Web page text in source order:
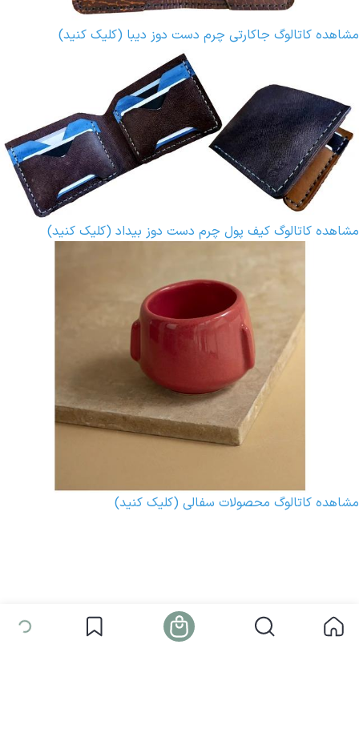
مشاهده کاتالوگ جاکارتی چرم دست دوز دیبا (کلیک کنید)
مشاهده کاتالوگ کیف پول چرم دست دوز بیداد (کلیک کنید)
مشاهده کاتالوگ محصولات سفالی (کلیک کنید)